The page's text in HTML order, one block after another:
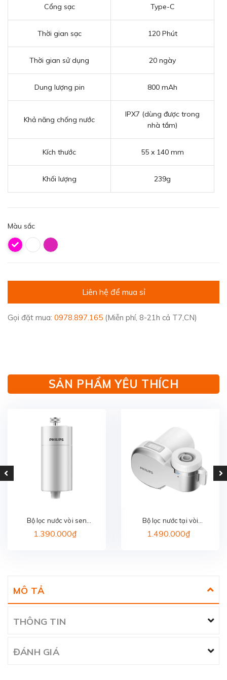
Cổng sạc Type-C
Thời gian sạc 120 Phút
Thời gian sử dụng 20 ngày
Dung lượng pin 800 mAh
Khả năng chống nước
IPX7 (dùng được trong
nhà tắm)
Kích thước 55 x 140 mm
Khối lượng 239g
Màu sắc
Liên hệ để mua sỉ
Gọi đặt mua: 0978.897.165 (Miễn phí, 8-21h cả T7,CN)
SẢN PHẨM YÊU THÍCH
Bộ lọc nước vòi sen
PHILIPS AWP1775WH/74
1.390.000₫
Bộ lọc nước tại vòi
PHILIPS AWP3705P1/97
1.490.000₫
MÔ TẢ
THÔNG TIN
ĐÁNH GIÁ